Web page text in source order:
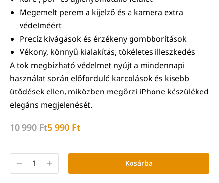
Megemelt perem a kijelző és a kamera extra
védelméért
Precíz kivágások és érzékeny gombborítások
Vékony, könnyű kialakítás, tökéletes illeszkedés
A tok megbízható védelmet nyújt a mindennapi
használat során előforduló karcolások és kisebb
ütődések ellen, miközben megőrzi iPhone készüléked
elegáns megjelenését.
10 990Ft5 990 Ft
Kosárba